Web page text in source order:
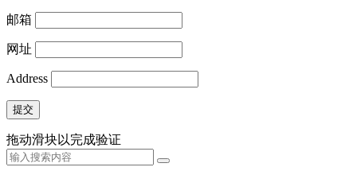
邮箱
网址
Address
提交
拖动滑块以完成验证